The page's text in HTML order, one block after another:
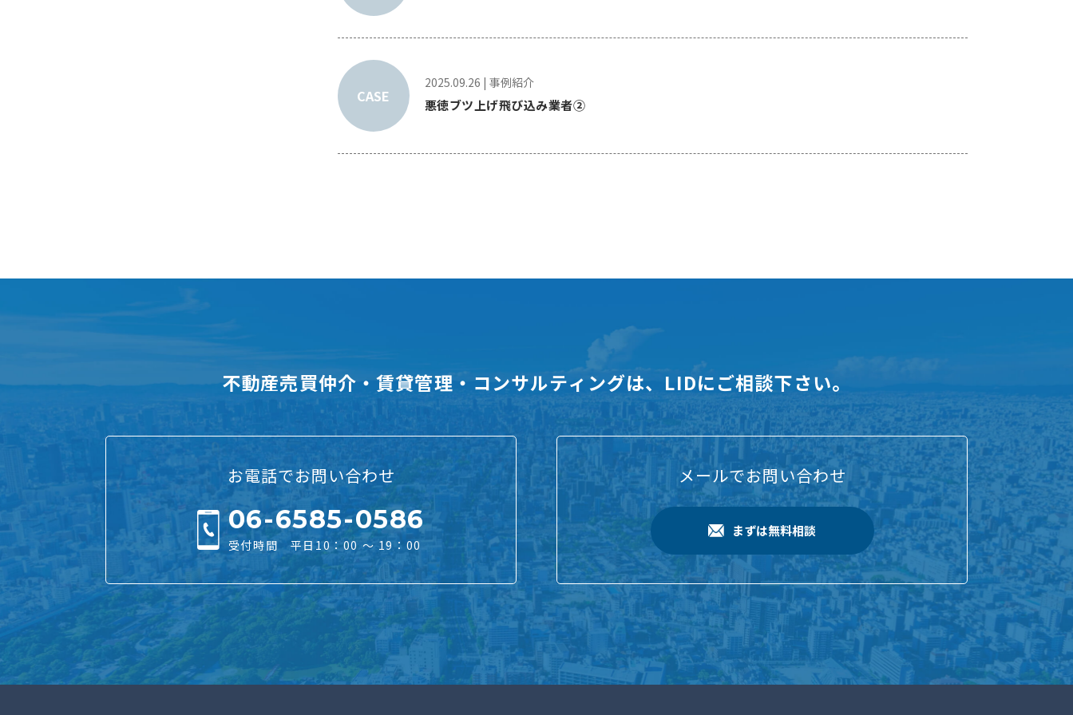
CASE
2025.09.26 | 事例紹介
悪徳ブツ上げ飛び込み業者②
不動産売買仲介・賃貸管理・コンサルティングは、LIDにご相談下さい。
メールでお問い合わせ
まずは無料相談
お電話でお問い合わせ
06-6585-0586
受付時間 平日10：00 ～ 19：00